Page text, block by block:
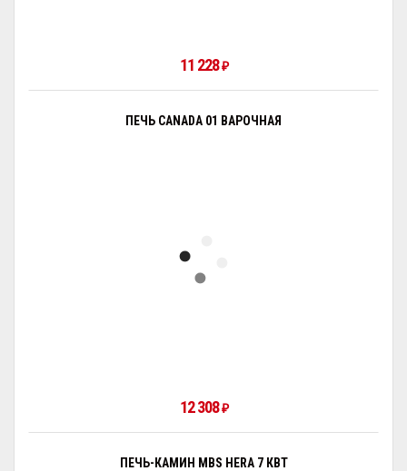
11 228₽
ПЕЧЬ CANADA 01 ВАРОЧНАЯ
12 308₽
ПЕЧЬ-КАМИН MBS HERA 7 КВТ